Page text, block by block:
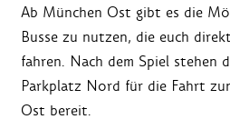
Ab München Ost gibt es die
Busse zu nutzen, die euch
fahren. Nach dem Spiel stehen
Parkplatz Nord für die Fahrt
Ost bereit.